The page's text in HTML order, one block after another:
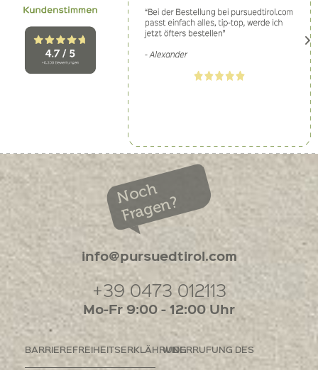
Noch
Fragen?
info@pursuedtirol.com
+39 0473 012113
Mo-Fr 9:00 - 12:00 Uhr
BARRIEREFREIHEITSERKLÄHRUNGWIDERRUFUNG DES